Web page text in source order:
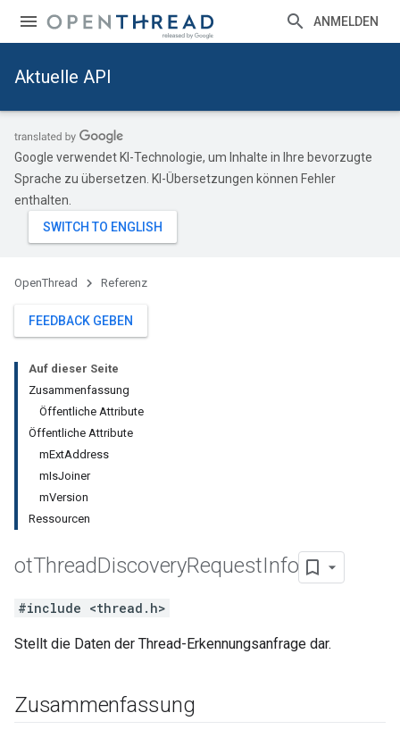
ANMELDEN
Aktuelle API
Google verwendet KI-Technologie, um Inhalte in Ihre bevorzugte
Sprache zu übersetzen. KI-Übersetzungen können Fehler
enthalten.
OpenThread Referenz
FEEDBACK GEBEN
Auf dieser Seite
Zusammenfassung
Öffentliche Attribute
Öffentliche Attribute
mExtAddress
mIsJoiner
mVersion
Ressourcen
otThreadDiscoveryRequestInfo
#include <thread.h>
Stellt die Daten der Thread-Erkennungsanfrage dar.
Zusammenfassung